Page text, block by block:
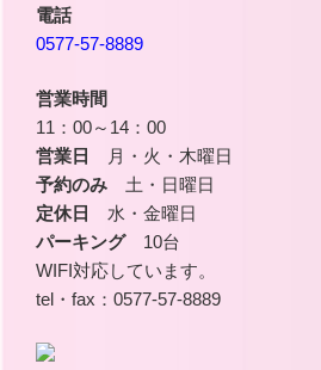
電話
0577-57-8889
営業時間
11：00～14：00
営業日
月・火・木曜日
予約のみ 土・日曜日
定休日
水・金曜日
パーキング10台
WIFI対応しています。
tel・fax：0577-57-8889